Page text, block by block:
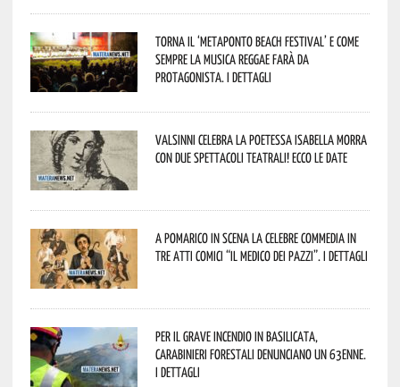
Torna il ‘Metaponto beach festival’ e come
sempre la musica reggae farà da
protagonista. I dettagli
Valsinni celebra la poetessa Isabella Morra
con due spettacoli teatrali! Ecco le date
A Pomarico in scena la celebre commedia in
tre atti comici “Il medico dei pazzi”. I dettagli
Per il grave incendio in Basilicata,
Carabinieri forestali denunciano un 63enne.
I dettagli